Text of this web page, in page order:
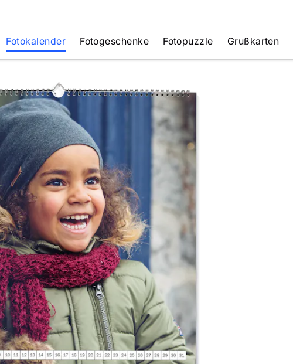
Fotokalender Fotogeschenke Fotopuzzle Grußkarten